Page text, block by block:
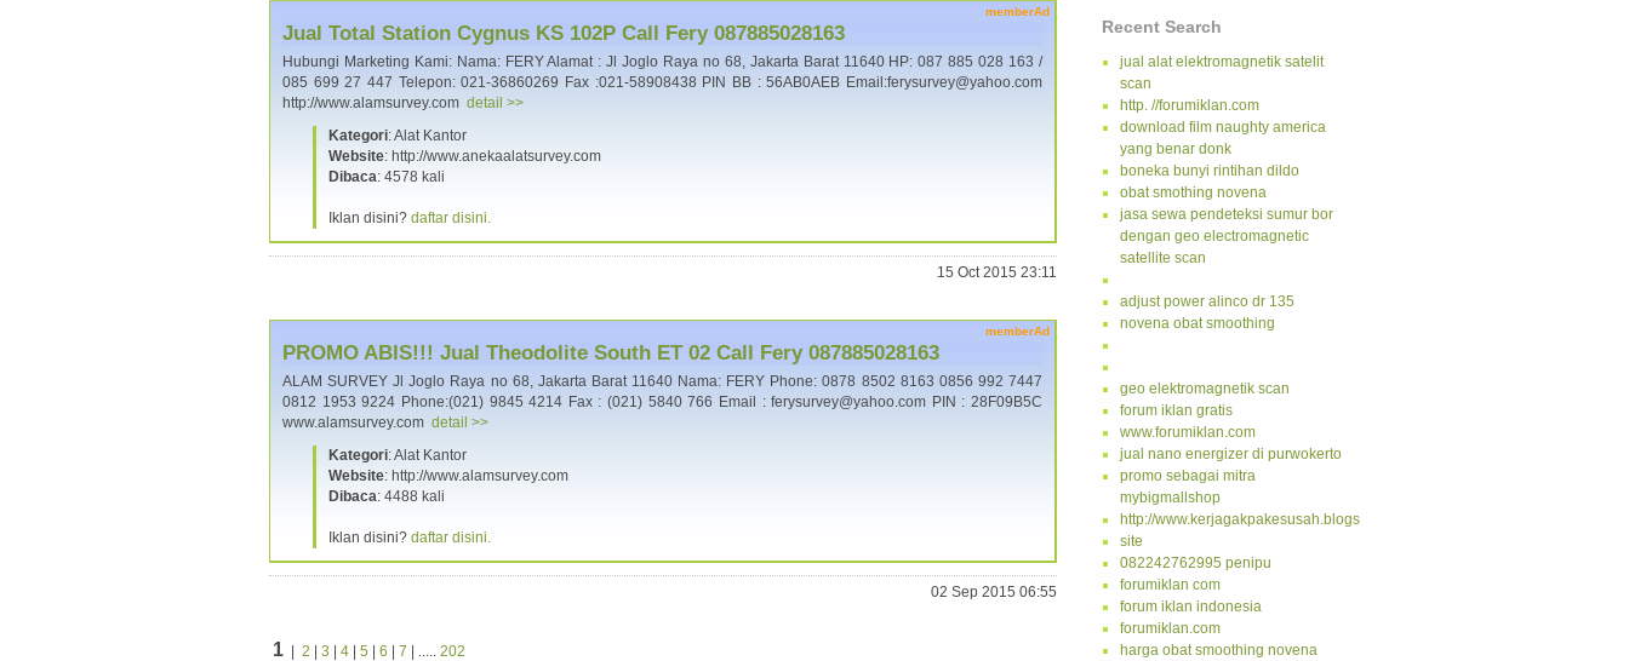
Recent Search
jual alat elektromagnetik satelit
scan
http. //forumiklan.com
download film naughty america
yang benar donk
boneka bunyi rintihan dildo
obat smothing novena
jasa sewa pendeteksi sumur bor
dengan geo electromagnetic
satellite scan
adjust power alinco dr 135
novena obat smoothing
geo elektromagnetik scan
forum iklan gratis
www.forumiklan.com
jual nano energizer di purwokerto
promo sebagai mitra
mybigmallshop
http://www.kerjagakpakesusah.blogspot.com/
site
082242762995 penipu
forumiklan com
forum iklan indonesia
forumiklan.com
harga obat smoothing novena
memberAd
Jual Total Station Cygnus KS 102P Call Fery 087885028163
Hubungi Marketing Kami: Nama: FERY Alamat : Jl Joglo Raya no 68, Jakarta Barat 11640 HP: 087 885 028 163 /
085 699 27 447 Telepon: 021-36860269 Fax :021-58908438 PIN BB : 56AB0AEB Email:ferysurvey@yahoo.com
http://www.alamsurvey.com detail >>
Kategori: Alat Kantor
Website: http://www.anekaalatsurvey.com
Dibaca: 4578 kali
Iklan disini? daftar disini.
15 Oct 2015 23:11
memberAd
PROMO ABIS!!! Jual Theodolite South ET 02 Call Fery 087885028163
ALAM SURVEY Jl Joglo Raya no 68, Jakarta Barat 11640 Nama: FERY Phone: 0878 8502 8163 0856 992 7447
0812 1953 9224 Phone:(021) 9845 4214 Fax : (021) 5840 766 Email : ferysurvey@yahoo.com PIN : 28F09B5C
www.alamsurvey.com detail >>
Kategori: Alat Kantor
Website: http://www.alamsurvey.com
Dibaca: 4488 kali
Iklan disini? daftar disini.
02 Sep 2015 06:55
1 2 3 4 5 6 7 | ..... 202